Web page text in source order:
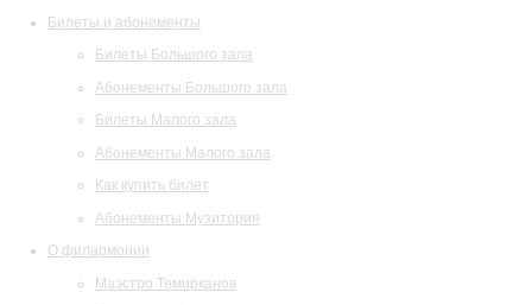
Билеты и абонементы
Билеты Большого зала
Абонементы Большого зала
Билеты Малого зала
Абонементы Малого зала
Как купить билет
Абонементы Музитория
О филармонии
Маэстро Темирканов